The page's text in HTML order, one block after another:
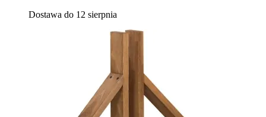
Dostawa do 12 sierpnia